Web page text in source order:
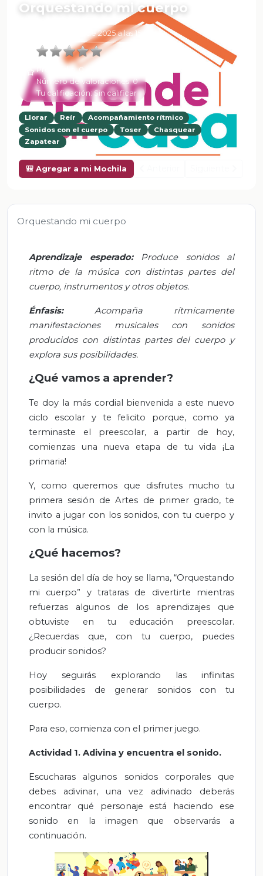
Orquestando mi cuerpo
6 de Febrero de 2025 a las 15:59
Promedio:0
Número de valoraciones:0
Tu calificación:Sin calificar
Llorar Reír
Acompañamiento rítmico
Sonidos con el cuerpo
Toser
Chasquear
Zapatear
🎒 Agregar a mi Mochila
Orquestando mi cuerpo
Aprendizaje esperado: Produce sonidos al
ritmo de la música con distintas partes del
cuerpo, instrumentos y otros objetos.
Énfasis: Acompaña rítmicamente
manifestaciones musicales con sonidos
producidos con distintas partes del cuerpo y
explora sus posibilidades.
¿Qué vamos a aprender?
Te doy la más cordial bienvenida a este nuevo
ciclo escolar y te felicito porque, como ya
terminaste el preescolar, a partir de hoy,
comienzas una nueva etapa de tu vida ¡La
primaria!
Y, como queremos que disfrutes mucho tu
primera sesión de Artes de primer grado, te
invito a jugar con los sonidos, con tu cuerpo y
con la música.
¿Qué hacemos?
La sesión del día de hoy se llama, “Orquestando
mi cuerpo” y trataras de divertirte mientras
refuerzas algunos de los aprendizajes que
obtuviste en tu educación preescolar.
¿Recuerdas que, con tu cuerpo, puedes
producir sonidos?
Hoy seguirás explorando las infinitas
posibilidades de generar sonidos con tu
cuerpo.
Para eso, comienza con el primer juego.
Actividad 1. Adivina y encuentra el sonido.
Escucharas algunos sonidos corporales que
debes adivinar, una vez adivinado deberás
encontrar qué personaje está haciendo ese
sonido en la imagen que observarás a
continuación.